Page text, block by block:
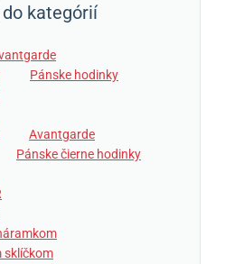
kategórií
Pánske hodinky
Avantgarde
Pánske čierne hodinky
sklíčkom